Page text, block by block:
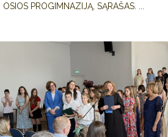
OSIOS PROGIMNAZIJĄ, SĄRAŠAS. ...